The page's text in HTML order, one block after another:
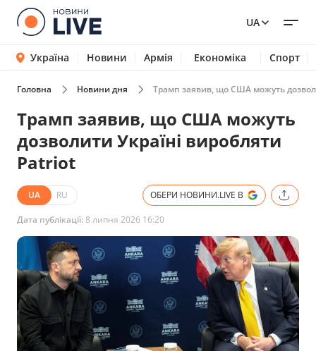
UA
Україна Новини Армія Економіка Спорт
Головна Новини дня Трамп заявив, що США можуть
Трамп заявив, що США можуть
дозволити Україні виробляти
Patriot
UA RU ОБЕРИ НОВИНИ.LIVE В
Дата публікації:8 липня 2026 16:20